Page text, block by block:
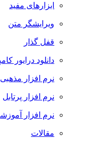
ابزارهای مفید
ویرایشگر متن
قفل گذار
دانلود درایور
نرم افزار مذهبی
نرم افزار پرتابل
نرم افزار
مقالات